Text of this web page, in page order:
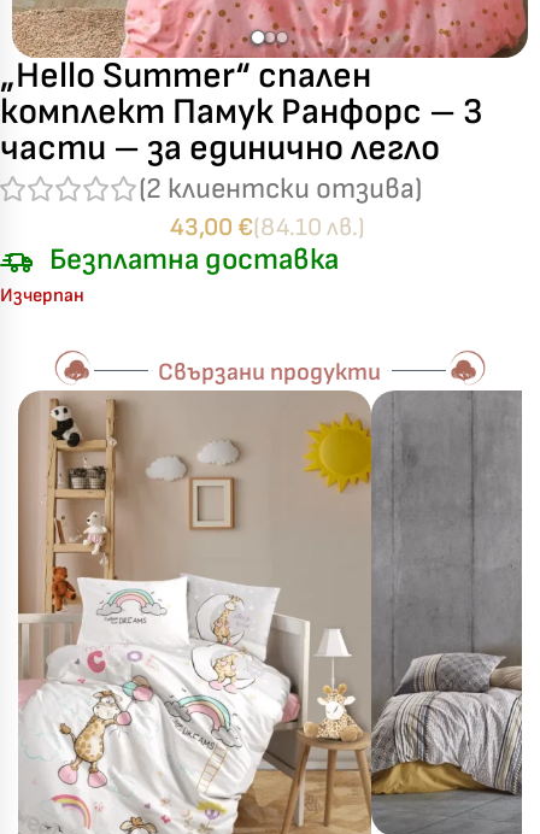
„Hello Summer“ спален
комплект Памук Ранфорс – 3
части – за единично легло
(2 клиентски отзива)
43,00 €(84.10 лв.)
Безплатна доставка
Изчерпан
Свързани продукти